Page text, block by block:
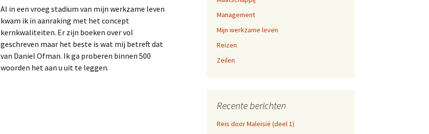
13, 14 en 15
A near miss, verhalen 9,
A near miss, verhalen 5, 6,
Opa-dag
Mijn websites
Al in een vroeg stadium van mijn werkzame leven
kwam ik in aanraking met het concept
kernkwaliteiten. Er zijn boeken over vol
geschreven maar het beste is wat mij betreft dat
van Daniel Ofman. Ik ga proberen binnen 500
woorden het aan u uit te leggen.
Management
Mijn werkzame leven
Reizen
Zeilen
Recente berichten
Reis door Maleisië (deel 1)